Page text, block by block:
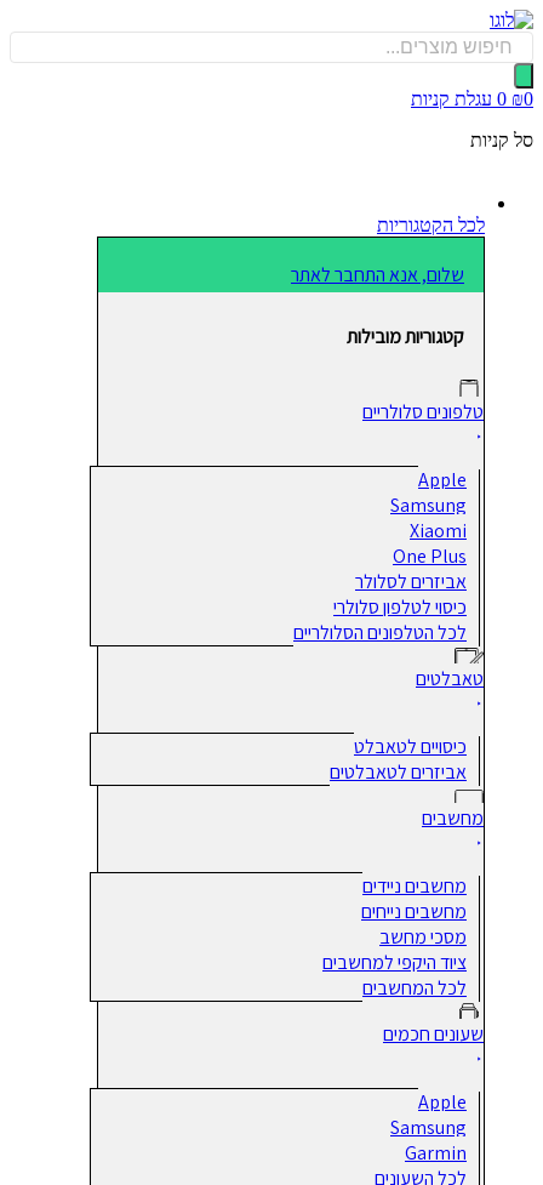
0 עגלת קניות
לכל הקטגוריות
שלום, אנא התחבר לאתר
קטגוריות מובילות
טלפונים סלולריים
Apple
Samsung
Xiaomi
One Plus
אביזרים לסלולר
כיסוי לטלפון סלולרי
לכל הטלפונים הסלולריים
טאבלטים
כיסויים לטאבלט
אביזרים לטאבלטים
מחשבים
מחשבים ניידים
מחשבים נייחים
מסכי מחשב
ציוד היקפי למחשבים
לכל המחשבים
שעונים חכמים
Apple
Samsung
Garmin
לכל השעונים